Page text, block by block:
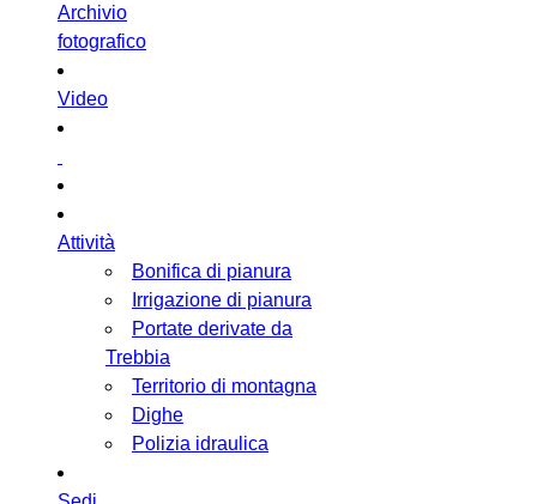
Archivio
fotografico
Video
Attività
Bonifica di pianura
Irrigazione di pianura
Portate derivate da
Trebbia
Territorio di montagna
Dighe
Polizia idraulica